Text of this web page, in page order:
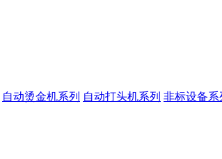
自动烫金机系列 自动打头机系列 非标设备系